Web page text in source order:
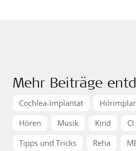
Mehr Beiträge
Cochlea-Implantat
Hören
Musik Kind
CI
Tipps und Tricks
Reha